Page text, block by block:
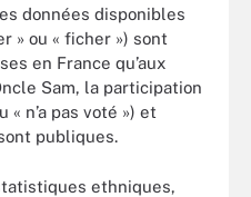
données disponibles
» ou « ficher ») sont
en France qu’aux
Sam, la participation
« n’a pas voté ») et
publiques.
ethniques,